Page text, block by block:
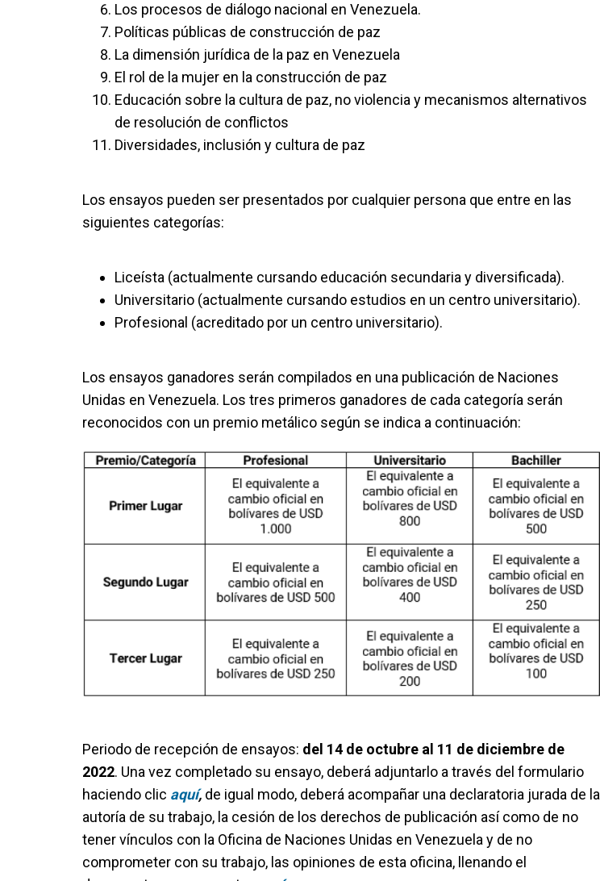
Los procesos de diálogo nacional en Venezuela.
Políticas públicas de construcción de paz
La dimensión jurídica de la paz en Venezuela
El rol de la mujer en la construcción de paz
Educación sobre la cultura de paz, no violencia y mecanismos alternativos
de resolución de conflictos
Diversidades, inclusión y cultura de paz
Los ensayos pueden ser presentados por cualquier persona que entre en las
siguientes categorías:
Liceísta (actualmente cursando educación secundaria y diversificada).
Universitario (actualmente cursando estudios en un centro universitario).
Profesional (acreditado por un centro universitario).
Los ensayos ganadores serán compilados en una publicación de Naciones
Unidas en Venezuela. Los tres primeros ganadores de cada categoría serán
reconocidos con un premio metálico según se indica a continuación:
Periodo de recepción de ensayos: del 14 de octubre al 11 de diciembre de
2022. Una vez completado su ensayo, deberá adjuntarlo a través del formulario
haciendo clic aquí, de igual modo, deberá acompañar una declaratoria jurada de la
autoría de su trabajo, la cesión de los derechos de publicación así como de no
tener vínculos con la Oficina de Naciones Unidas en Venezuela y de no
comprometer con su trabajo, las opiniones de esta oficina, llenando el